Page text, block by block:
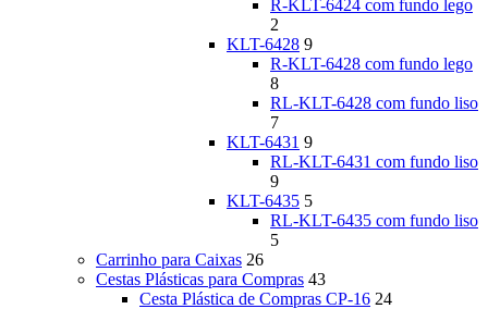
R-KLT-6424 com fundo lego
2
KLT-6428 9
R-KLT-6428 com fundo lego
8
RL-KLT-6428 com fundo liso
7
KLT-6431 9
RL-KLT-6431 com fundo liso
9
KLT-6435 5
RL-KLT-6435 com fundo liso
5
Carrinho para Caixas 26
Cestas Plásticas para Compras 43
Cesta Plástica de Compras CP-16 24